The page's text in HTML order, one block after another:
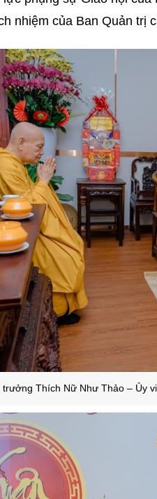
nhiệm của Ban Quản trị
trưởng Thích Nữ Như Thảo – Ủy